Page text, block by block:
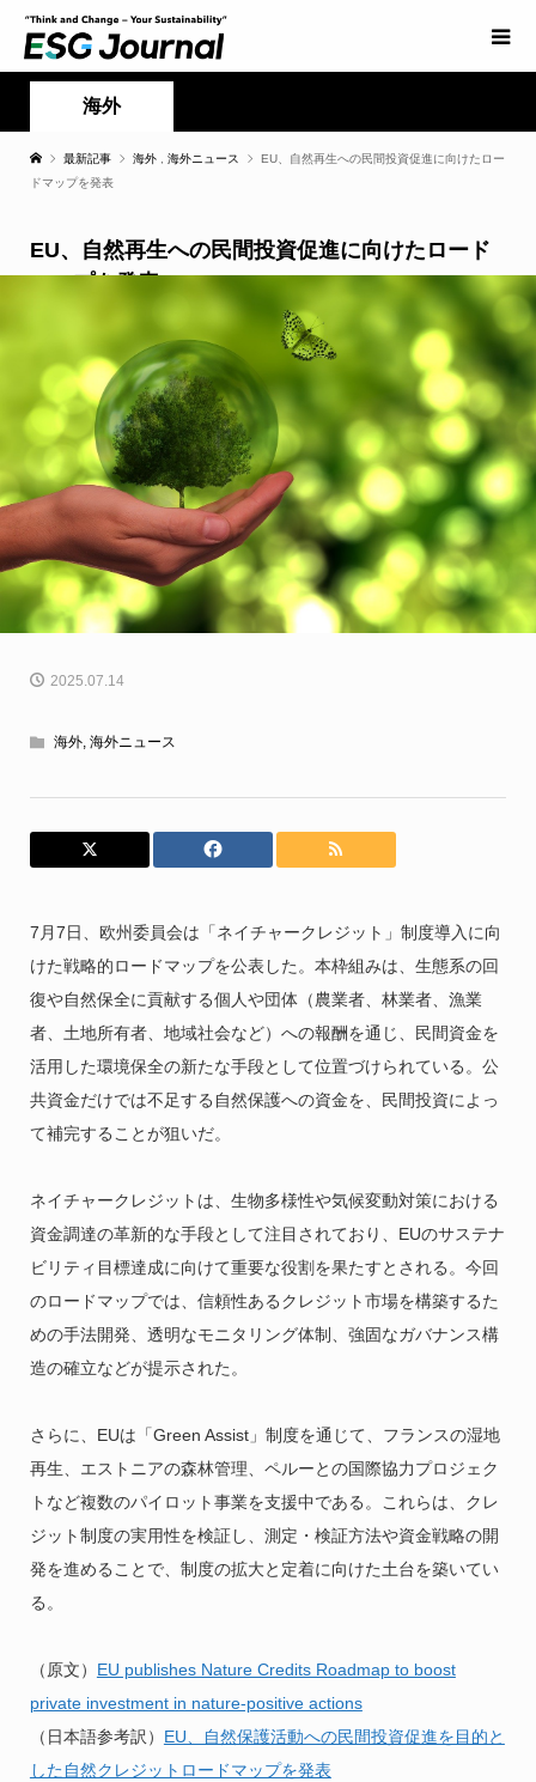
海外
最新記事 海外 海外ニュース
EU、自然再生への民間投資促進に向けたロー
ドマップを発表
EU、自然再生への民間投資促進に向けたロード
マップを発表
2025.07.14
海外, 海外ニュース
7月7日、欧州委員会は「ネイチャークレジット」制度導入に向
けた戦略的ロードマップを公表した。本枠組みは、生態系の回
復や自然保全に貢献する個人や団体（農業者、林業者、漁業
者、土地所有者、地域社会など）への報酬を通じ、民間資金を
活用した環境保全の新たな手段として位置づけられている。公
共資金だけでは不足する自然保護への資金を、民間投資によっ
て補完することが狙いだ。
ネイチャークレジットは、生物多様性や気候変動対策における
資金調達の革新的な手段として注目されており、EUのサステナ
ビリティ目標達成に向けて重要な役割を果たすとされる。今回
のロードマップでは、信頼性あるクレジット市場を構築するた
めの手法開発、透明なモニタリング体制、強固なガバナンス構
造の確立などが提示された。
さらに、EUは「Green Assist」制度を通じて、フランスの湿地
再生、エストニアの森林管理、ペルーとの国際協力プロジェク
トなど複数のパイロット事業を支援中である。これらは、クレ
ジット制度の実用性を検証し、測定・検証方法や資金戦略の開
発を進めることで、制度の拡大と定着に向けた土台を築いてい
る。
（原文） EU publishes Nature Credits Roadmap to boost
private investment in nature-positive actions
（日本語参考訳） EU、自然保護活動への民間投資促進を目的と
した自然クレジットロードマップを発表